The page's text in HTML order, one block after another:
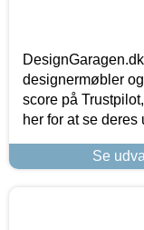
designermøbler
score på
her for at se deres
Se